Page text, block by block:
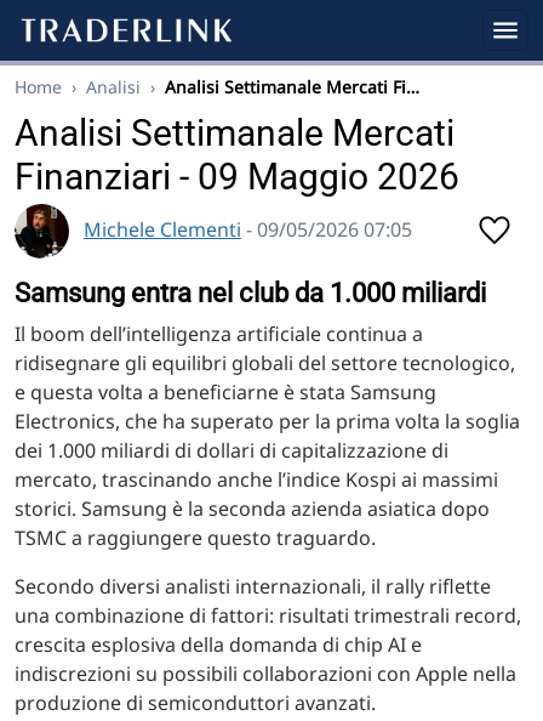
Home › Analisi › Analisi Settimanale Mercati Fi…
Analisi Settimanale Mercati
Finanziari - 09 Maggio 2026
Michele Clementi - 09/05/2026 07:05
Samsung entra nel club da 1.000 miliardi
Il boom dell’intelligenza artificiale continua a
ridisegnare gli equilibri globali del settore tecnologico,
e questa volta a beneficiarne è stata Samsung
Electronics, che ha superato per la prima volta la soglia
dei 1.000 miliardi di dollari di capitalizzazione di
mercato, trascinando anche l’indice Kospi ai massimi
storici. Samsung è la seconda azienda asiatica dopo
TSMC a raggiungere questo traguardo.
Secondo diversi analisti internazionali, il rally riflette
una combinazione di fattori: risultati trimestrali record,
crescita esplosiva della domanda di chip AI e
indiscrezioni su possibili collaborazioni con Apple nella
produzione di semiconduttori avanzati.